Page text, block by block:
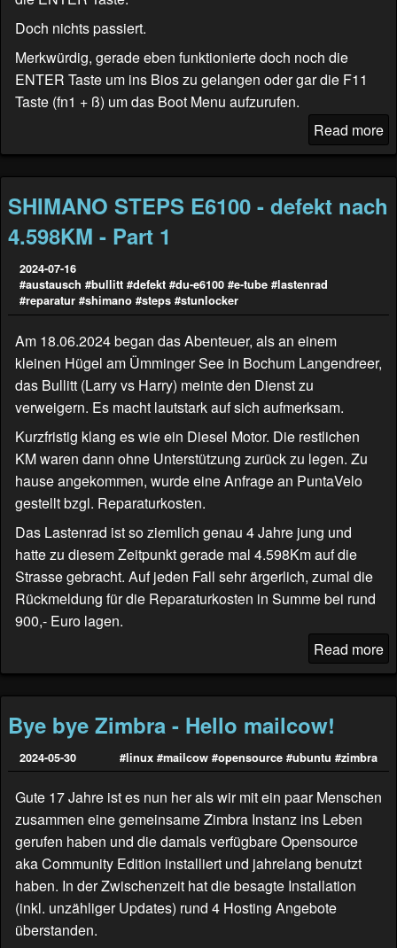
Doch nichts passiert.
Merkwürdig, gerade eben funktionierte doch noch die
ENTER Taste um ins Bios zu gelangen oder gar die F11
Taste (fn1 + ß) um das Boot Menu aufzurufen.
Read more
SHIMANO STEPS E6100 - defekt nach
4.598KM - Part 1
2024-07-16
#austausch #bullitt #defekt #du-e6100 #e-tube #lastenrad
#reparatur #shimano #steps #stunlocker
Am 18.06.2024 began das Abenteuer, als an einem
kleinen Hügel am Ümminger See in Bochum Langendreer,
das Bullitt (Larry vs Harry) meinte den Dienst zu
verweigern. Es macht lautstark auf sich aufmerksam.
Kurzfristig klang es wie ein Diesel Motor. Die restlichen
KM waren dann ohne Unterstützung zurück zu legen. Zu
hause angekommen, wurde eine Anfrage an PuntaVelo
gestellt bzgl. Reparaturkosten.
Das Lastenrad ist so ziemlich genau 4 Jahre jung und
hatte zu diesem Zeitpunkt gerade mal 4.598Km auf die
Strasse gebracht. Auf jeden Fall sehr ärgerlich, zumal die
Rückmeldung für die Reparaturkosten in Summe bei rund
900,- Euro lagen.
Read more
Bye bye Zimbra - Hello mailcow!
2024-05-30 #linux #mailcow #opensource #ubuntu #zimbra
Gute 17 Jahre ist es nun her als wir mit ein paar Menschen
zusammen eine gemeinsame Zimbra Instanz ins Leben
gerufen haben und die damals verfügbare Opensource
aka Community Edition installiert und jahrelang benutzt
haben. In der Zwischenzeit hat die besagte Installation
(inkl. unzähliger Updates) rund 4 Hosting Angebote
überstanden.